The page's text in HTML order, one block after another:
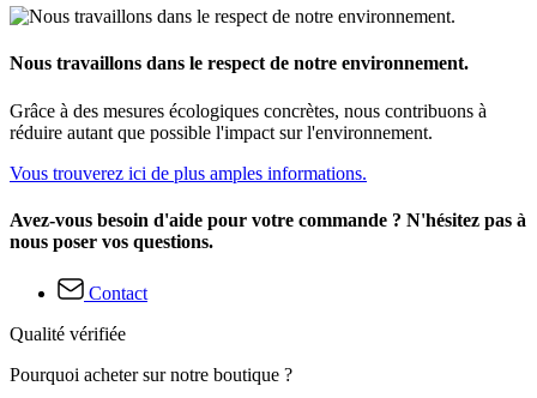
Nous travaillons dans le respect de notre environnement.
Grâce à des mesures écologiques concrètes, nous contribuons à
réduire autant que possible l'impact sur l'environnement.
Vous trouverez ici de plus amples informations.
Avez-vous besoin d'aide pour votre commande ? N'hésitez pas à
nous poser vos questions.
Contact
Qualité vérifiée
Pourquoi acheter sur notre boutique ?